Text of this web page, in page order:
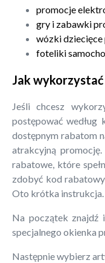
promocje
gry i zabawki
wózki
foteliki
Jak
Jeśli chcesz
postępować według
dostępnym rabatom
atrakcyjną
rabatowe, które
zdobyć kod
Oto krótka instrukcja.
Na początek znajdź
specjalnego okienka
Następnie wybierz